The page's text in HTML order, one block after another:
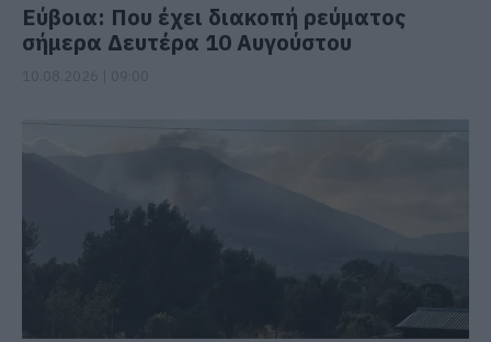
Εύβοια: Που έχει διακοπή ρεύματος
σήμερα Δευτέρα 10 Αυγούστου